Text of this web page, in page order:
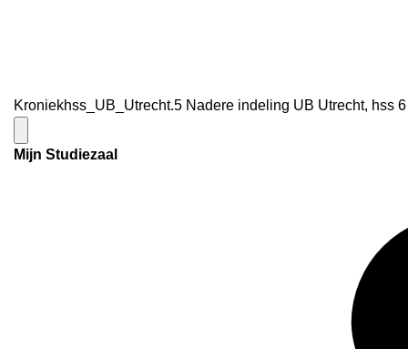
Kroniekhss_UB_Utrecht.5 Nadere indeling UB Utrecht, hss
Mijn Studiezaal